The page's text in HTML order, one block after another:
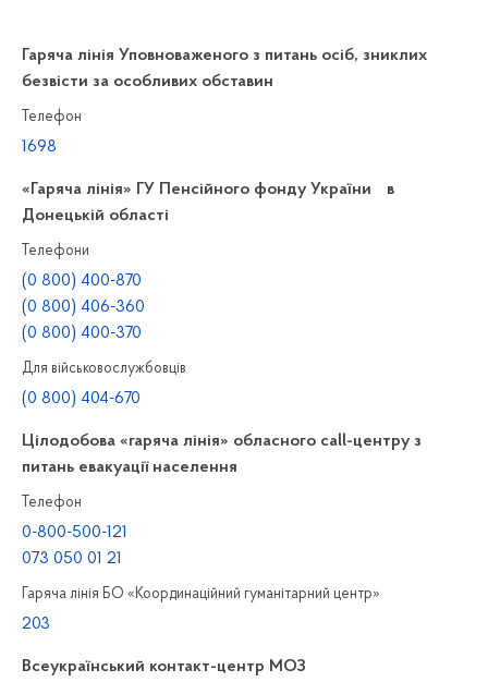
Гаряча лінія Уповноваженого з питань осіб, зниклих
безвісти за особливих обставин
Телефон
1698
«Гаряча лінія» ГУ Пенсійного фонду України в
Донецькій області
Телефони
(0 800) 400-870
(0 800) 406-360
(0 800) 400-370
Для військовослужбовців
(0 800) 404-670
Цілодобова «гаряча лінія» обласного call-центру з
питань евакуації населення
Телефон
0-800-500-121
073 050 01 21
Гаряча лінія БО «Координаційний гуманітарний центр»
203
Всеукраїнський контакт-центр МОЗ